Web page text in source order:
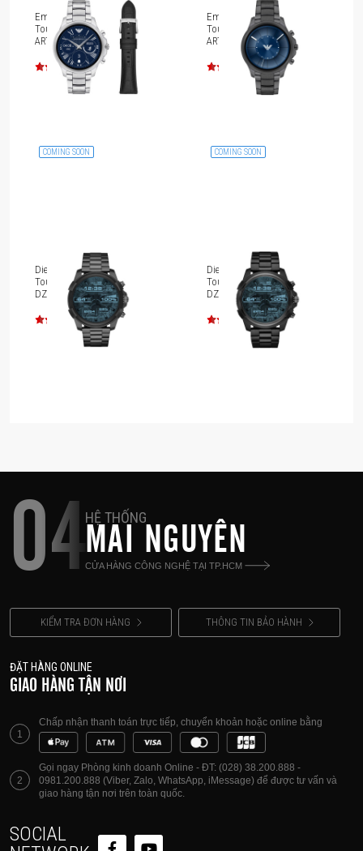
Emporio Armani
Touchscreen Smartwatch
ART9000
Emporio Armani
Touchscreen Smartwatch
ART5005
COMING SOON
Diesel On Full Guard
Touchscreen Smartwatch
DZT2004
COMING SOON
Diesel On Full Guard
Touchscreen Smartwatch
DZT2007
04HỆ THỐNG
MAI NGUYÊN
CỬA HÀNG CÔNG NGHỆ TẠI TP.HCM
KIỂM TRA ĐƠN HÀNG THÔNG TIN BẢO HÀNH
ĐẶT HÀNG ONLINE
GIAO HÀNG TẬN NƠI
1
Chấp nhận thanh toán trực tiếp, chuyển khoản hoặc online bằng
2
Gọi ngay Phòng kinh doanh Online - ĐT: (028) 38.200.888 -
0981.200.888 (Viber, Zalo, WhatsApp, iMessage) để được tư vấn và
giao hàng tận nơi trên toàn quốc.
SOCIAL